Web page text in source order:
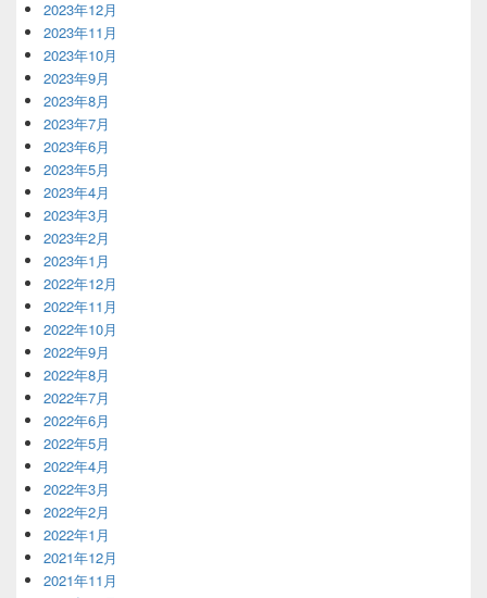
2023年12月
2023年11月
2023年10月
2023年9月
2023年8月
2023年7月
2023年6月
2023年5月
2023年4月
2023年3月
2023年2月
2023年1月
2022年12月
2022年11月
2022年10月
2022年9月
2022年8月
2022年7月
2022年6月
2022年5月
2022年4月
2022年3月
2022年2月
2022年1月
2021年12月
2021年11月